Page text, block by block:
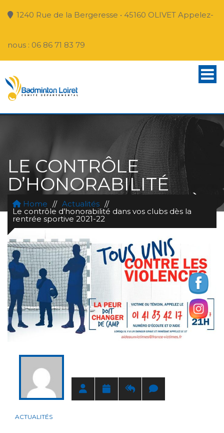
1240 Rue de la Bergeresse • 45160 OLIVET Appelez-
nous : 06 86 71 83 79
LE CONTRÔLE
D’HONORABILITÉ
DANS VOS CLUBS DÈS
LA RENTRÉE
SPORTIVE 2021-22
Home // Actualités //
Le contrôle d’honorabilité dans vos clubs dès la
rentrée sportive 2021-22
ACTUALITÉS